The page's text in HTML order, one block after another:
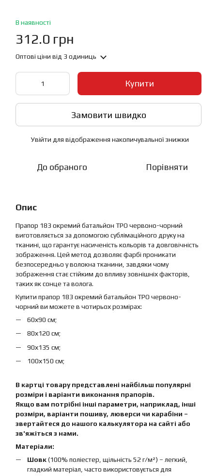
В наявності
312.0 грн
Оптові ціни від 3 одиниць
Купити
Замовити швидко
Увійти для відображення накопичувальної знижки
До обраного Порівняти
Опис
Прапор 183 окремий батальйон ТРО червоно-чорний
виготовляється за допомогою сублімаційного друку на
тканині, що гарантує насиченість кольорів та довговічність
зображення. Цей метод дозволяє фарбі проникати
безпосередньо у волокна тканини, завдяки чому
зображення стає стійким до впливу зовнішніх факторів,
таких як сонце та волога.
Купити прапор 183 окремий батальйон ТРО червоно-
чорний ви можете в чотирьох розмірах:
60х90 см;
80х120 см;
90х135 см;
100х150 см;
В картці товару представлені найбільш популярні
розміри і варіанти виконання прапорів.
Якщо вам потрібні інші параметри, наприклад, інші
розміри, варіанти пошиву, люверси чи карабіни –
звертайтеся до нашого калькулятора на сайті або
зв'яжіться з нами.
Матеріали:
Шовк(100% поліестер, щільність 52 г/м²) – легкий,
гладкий матеріал, часто використовується для